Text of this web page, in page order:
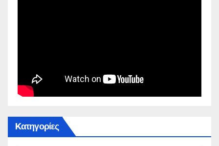
Kατηγορίες